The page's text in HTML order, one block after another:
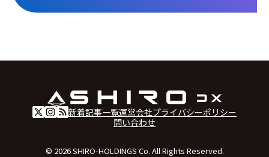
新着記事一覧運営会社プライバシーポリシー
問い合わせ
© 2026 SHIRO-HOLDINGS Co. All Rights Reserved.